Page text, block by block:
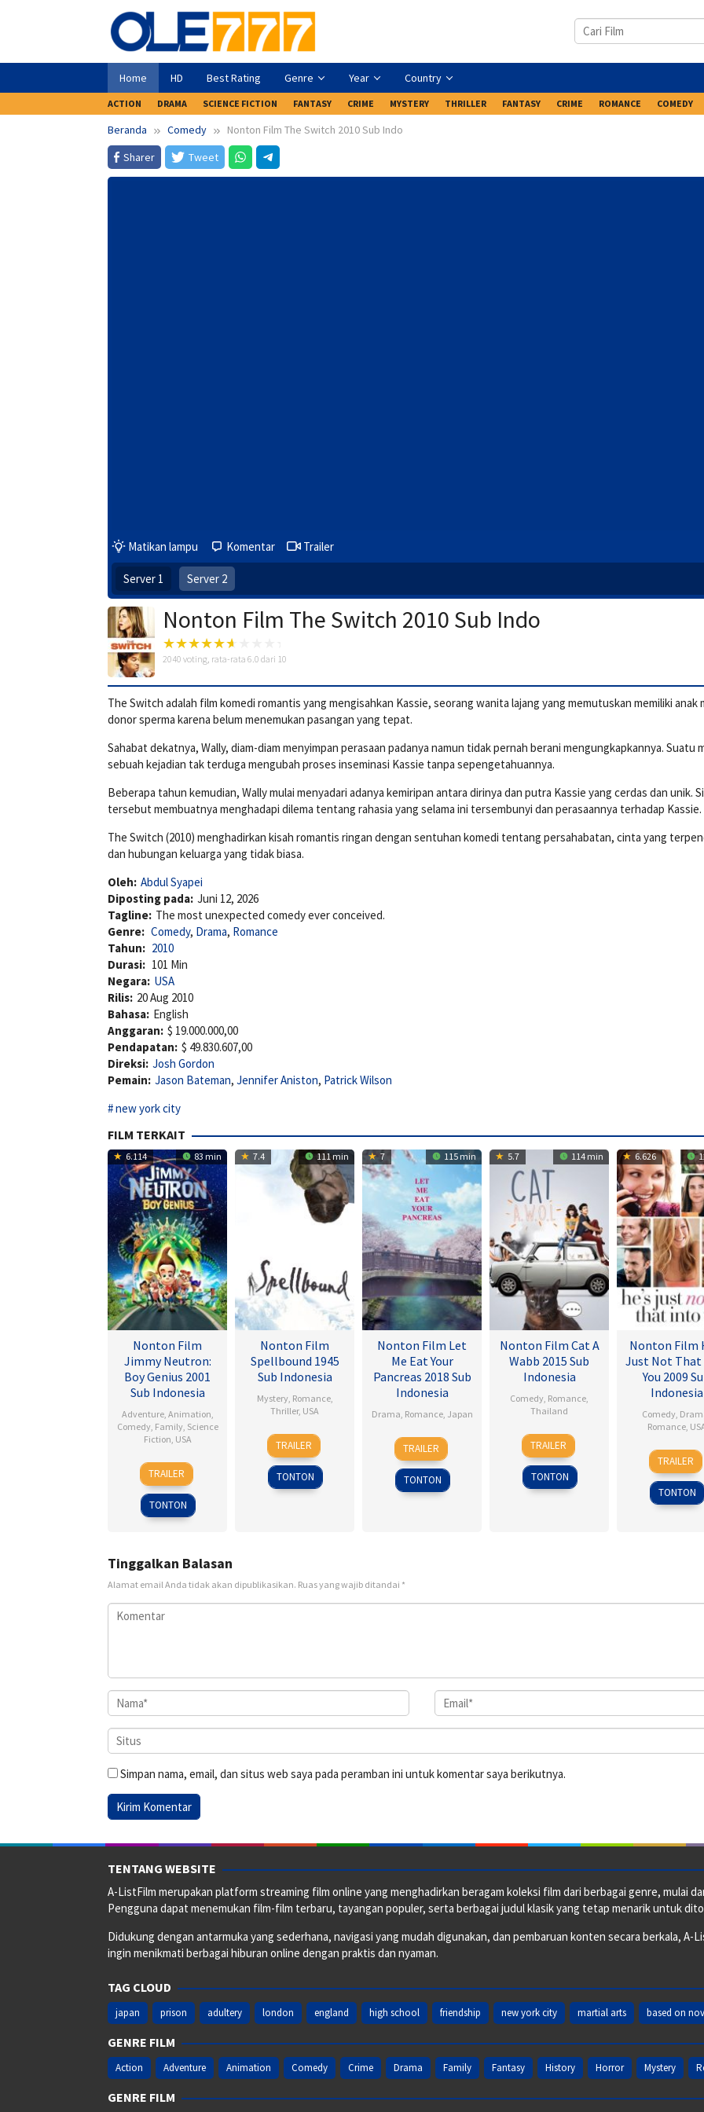
Home HD Best Rating Genre Year Country
ACTION DRAMA SCIENCE FICTION FANTASY CRIME MYSTERY THRILLER FANTASY CRIME ROMANCE COMEDY
Beranda Comedy
Nonton Film The Switch 2010 Sub Indo
Sharer
Tweet
Matikan lampu Komentar Trailer
Server 1 Server 2
Nonton Film The Switch 2010 Sub Indo
2040 voting, rata-rata 6.0 dari 10
The Switch adalah film komedi romantis yang mengisahkan Kassie, seorang wanita lajang yang memutuskan memiliki anak
donor sperma karena belum menemukan pasangan yang tepat.
Sahabat dekatnya, Wally, diam-diam menyimpan perasaan padanya namun tidak pernah berani mengungkapkannya. Suatu
sebuah kejadian tak terduga mengubah proses inseminasi Kassie tanpa sepengetahuannya.
Beberapa tahun kemudian, Wally mulai menyadari adanya kemiripan antara dirinya dan putra Kassie yang cerdas dan unik.
tersebut membuatnya menghadapi dilema tentang rahasia yang selama ini tersembunyi dan perasaannya terhadap Kassie.
The Switch (2010) menghadirkan kisah romantis ringan dengan sentuhan komedi tentang persahabatan, cinta yang
dan hubungan keluarga yang tidak biasa.
Oleh: Abdul Syapei
Diposting pada: Juni 12, 2026
Tagline: The most unexpected comedy ever conceived.
Genre: Comedy, Drama, Romance
Tahun: 2010
Durasi: 101 Min
Negara: USA
Rilis: 20 Aug 2010
Bahasa: English
Anggaran: $ 19.000.000,00
Pendapatan: $ 49.830.607,00
Direksi: Josh Gordon
Pemain: Jason Bateman, Jennifer Aniston, Patrick Wilson
new york city
FILM TERKAIT
6.114 83 min
Nonton Film
Jimmy Neutron:
Boy Genius 2001
Sub Indonesia
Adventure, Animation
Comedy, Family, Science
Fiction USA
14
Dec
2001
John
A.
Davis
TRAILER
TONTON
7.4 111 min
Nonton Film
Spellbound 1945
Sub Indonesia
Mystery, Romance,
Thriller, USA
8
Nov
1945
Alfred
Hitchcock
TRAILER
TONTON
7 115 min
Nonton Film Let
Me Eat Your
Pancreas 2018 Sub
Indonesia
Drama Romance, Japan
28
Jul
2017
Sho
Tsukikawa
TRAILER
TONTON
5.7 114 min
Nonton Film Cat A
Wabb 2015 Sub
Indonesia
Comedy Romance
Thailand
4
Mar
2015
Nareubadee
Wetchakam
TRAILER
TONTON
6.626
Nonton Film
Just Not
You 2009
Indonesia
Comedy
Romance,
6
Feb
2009
Ken
Kwapis
TRAILER
TONTON
Tinggalkan Balasan
Alamat email Anda tidak akan dipublikasikan. Ruas yang wajib ditandai *
Simpan nama, email, dan situs web saya pada peramban ini untuk komentar saya berikutnya.
TENTANG WEBSITE
A-ListFilm merupakan platform streaming film online yang menghadirkan beragam koleksi film dari berbagai genre, mulai
Pengguna dapat menemukan film-film terbaru, tayangan populer, serta berbagai judul klasik yang tetap menarik untuk
Didukung dengan antarmuka yang sederhana, navigasi yang mudah digunakan, dan pembaruan konten secara berkala, A-
ingin menikmati berbagai hiburan online dengan praktis dan nyaman.
TAG CLOUD
japan prison adultery london england high school friendship new york city martial arts based on
GENRE FILM
Action Adventure Animation Comedy Crime Drama Family Fantasy History Horror Mystery
GENRE FILM